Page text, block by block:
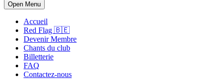
Open Menu
Accueil
Red Flag 🇧🇪
Devenir Membre
Chants du club
Billetterie
FAQ
Contactez-nous